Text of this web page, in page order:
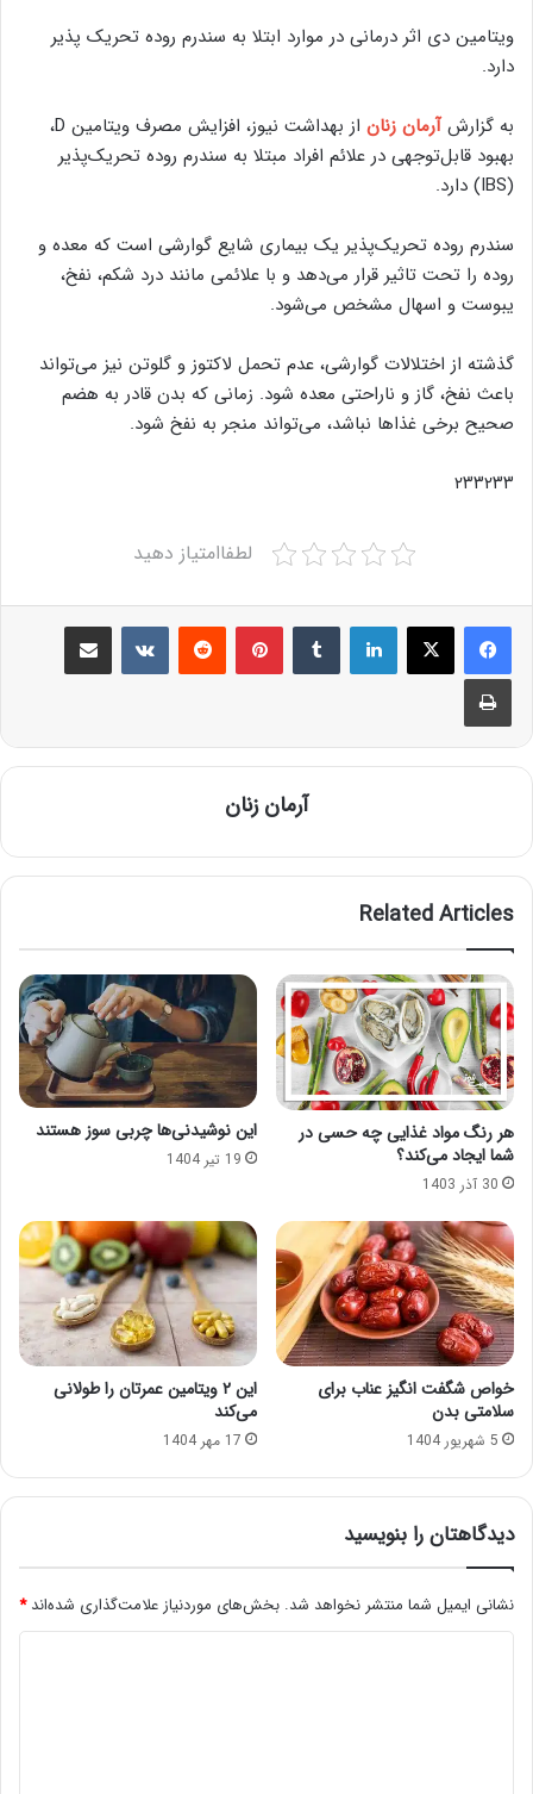
ویتامین دی اثر درمانی در موارد ابتلا به سندرم روده تحریک پذیر
دارد.
به گزارشآرمان زنان
از بهداشت نیوز، افزایش مصرف ویتامین D،
بهبود قابل‌توجهی در علائم افراد مبتلا به سندرم روده تحریک‌پذیر
(IBS) دارد.
سندرم روده تحریک‌پذیر یک بیماری شایع گوارشی است که معده و
روده را تحت تاثیر قرار می‌دهد و با علائمی مانند درد شکم، نفخ،
یبوست و اسهال مشخص می‌شود.
گذشته از اختلالات گوارشی، عدم تحمل لاکتوز و گلوتن نیز می‌تواند
باعث نفخ، گاز و ناراحتی معده شود. زمانی که بدن قادر به هضم
صحیح برخی غذاها نباشد، می‌تواند منجر به نفخ شود.
۲۳۳۲۳۳
لطفاامتیاز دهید
LinkedIn
Tumblr
Pinterest
Reddit
VKontakte
Share via Email
Print
آرمان زنان
Related Articles
هر رنگ مواد غذایی چه حسی در
شما ایجاد می‌کند؟
30 آذر 1403
این نوشیدنی‌ها چربی سوز هستند
19 تیر 1404
خواص شگفت انگیز عناب برای
سلامتی بدن
5 شهریور 1404
این ۲ ویتامین عمرتان را طولانی
می‌کند
17 مهر 1404
دیدگاهتان را بنویسید
نشانی ایمیل شما منتشر نخواهد شد. بخش‌های موردنیاز علامت‌گذاری شده‌اند*